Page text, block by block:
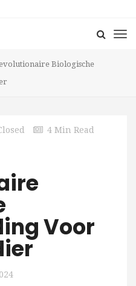
Biologische
4 Min Read
Voor